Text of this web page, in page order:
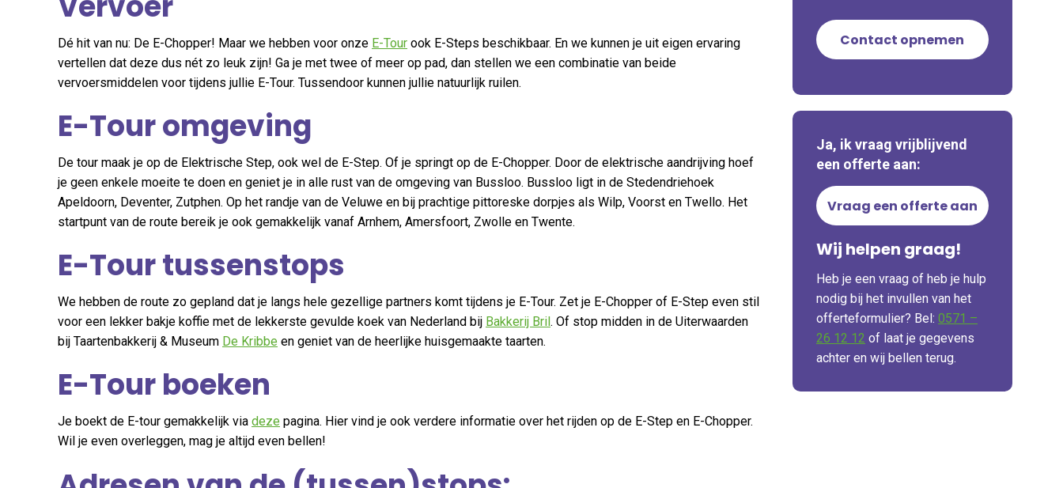
Dé hit van nu: De E-Chopper! Maar we hebben voor onze E-Tour ook E-Steps beschikbaar. En we kunnen je uit eigen ervaring
vertellen dat deze dus nét zo leuk zijn! Ga je met twee of meer op pad, dan stellen we een combinatie van beide
vervoersmiddelen voor tijdens jullie E-Tour. Tussendoor kunnen jullie natuurlijk ruilen.
E-Tour omgeving
De tour maak je op de Elektrische Step, ook wel de E-Step. Of je springt op de E-Chopper. Door de elektrische aandrijving hoef
je geen enkele moeite te doen en geniet je in alle rust van de omgeving van Bussloo. Bussloo ligt in de Stedendriehoek
Apeldoorn, Deventer, Zutphen. Op het randje van de Veluwe en bij prachtige pittoreske dorpjes als Wilp, Voorst en Twello. Het
startpunt van de route bereik je ook gemakkelijk vanaf Arnhem, Amersfoort, Zwolle en Twente.
E-Tour tussenstops
We hebben de route zo gepland dat je langs hele gezellige partners komt tijdens je E-Tour. Zet je E-Chopper of E-Step even stil
voor een lekker bakje koffie met de lekkerste gevulde koek van Nederland bij Bakkerij Bril. Of stop midden in de Uiterwaarden
bij Taartenbakkerij & Museum De Kribbe en geniet van de heerlijke huisgemaakte taarten.
E-Tour boeken
Je boekt de E-tour gemakkelijk via deze pagina. Hier vind je ook verdere informatie over het rijden op de E-Step en E-Chopper.
Wil je even overleggen, mag je altijd even bellen!
Contact opnemen
Ja, ik vraag vrijblijvend
een offerte aan:
Vraag een offerte aan
Wij helpen graag!
Heb je een vraag of heb je hulp
nodig bij het invullen van het
offerteformulier? Bel: 0571 –
26 12 12 of laat je gegevens
achter en wij bellen terug.